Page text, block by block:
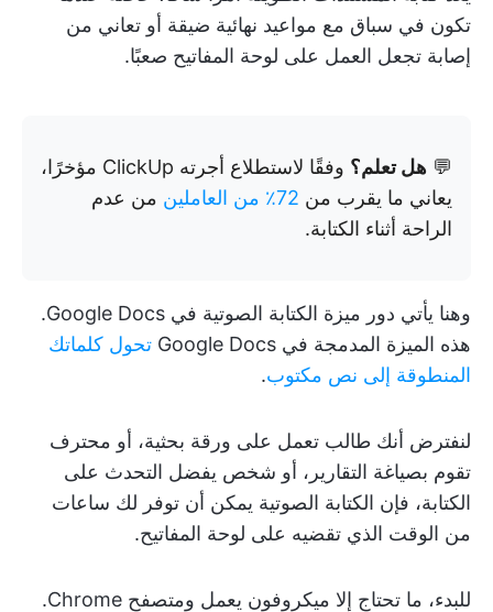
تكون في سباق مع مواعيد نهائية ضيقة أو تعاني من
إصابة تجعل العمل على لوحة المفاتيح صعبًا.
💬 هل تعلم؟
وفقًا لاستطلاع أجرته ClickUp مؤخرًا،
يعاني ما يقرب من 72٪ من العاملين
من عدم
الراحة أثناء الكتابة.
وهنا يأتي دور ميزة الكتابة الصوتية في Google Docs.
هذه الميزة المدمجة في Google Docs
تحول كلماتك
المنطوقة إلى نص مكتوب.
لنفترض أنك طالب تعمل على ورقة بحثية، أو محترف
تقوم بصياغة التقارير، أو شخص يفضل التحدث على
الكتابة، فإن الكتابة الصوتية يمكن أن توفر لك ساعات
من الوقت الذي تقضيه على لوحة المفاتيح.
للبدء، ما تحتاج إلا ميكروفون يعمل ومتصفح Chrome.